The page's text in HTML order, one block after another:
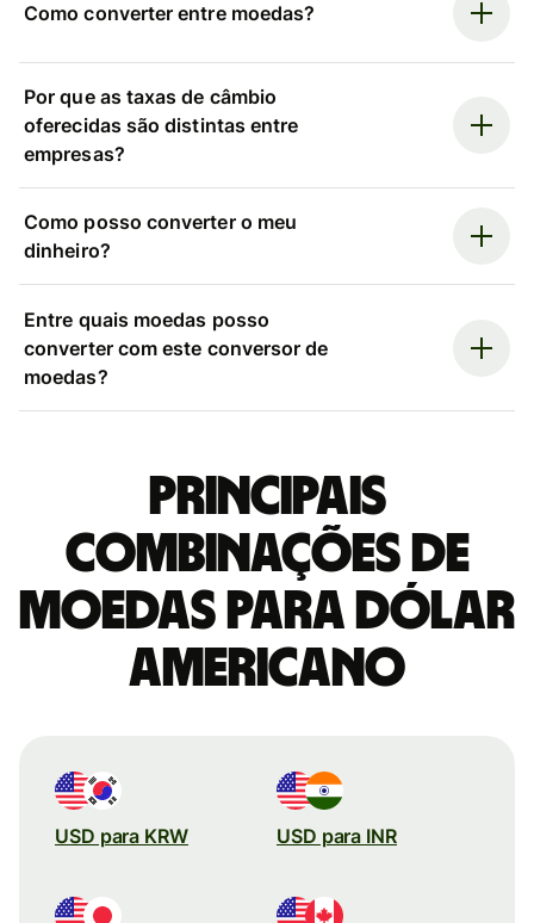
Como converter entre moedas?
Por que as taxas de câmbio
oferecidas são distintas entre
empresas?
Como posso converter o meu
dinheiro?
Entre quais moedas posso
converter com este conversor de
moedas?
Principais
combinações de
moedas para Dólar
americano
USD para KRW USD para INR